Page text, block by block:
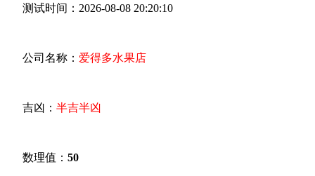
测试时间：2026-08-08 20:20:10
公司名称： 爱得多水果店
吉凶： 半吉半凶
数理值： 50